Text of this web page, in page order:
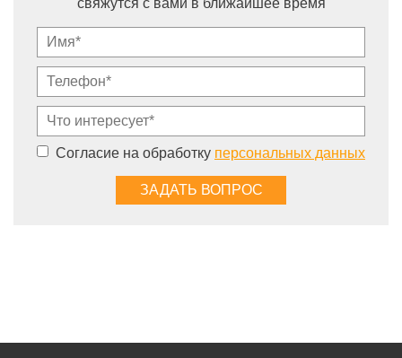
свяжутся с вами в ближайшее время
Согласие на обработку персональных данных